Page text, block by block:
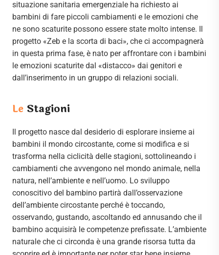
situazione sanitaria emergenziale ha richiesto ai
bambini di fare piccoli cambiamenti e le emozioni che
ne sono scaturite possono essere state molto intense. Il
progetto «Zeb e la scorta di baci», che ci accompagnerà
in questa prima fase, è nato per affrontare con i bambini
le emozioni scaturite dal «distacco» dai genitori e
dall’inserimento in un gruppo di relazioni sociali.
Le Stagioni
Il progetto nasce dal desiderio di esplorare insieme ai
bambini il mondo circostante, come si modifica e si
trasforma nella ciclicità delle stagioni, sottolineando i
cambiamenti che avvengono nel mondo animale, nella
natura, nell’ambiente e nell’uomo. Lo sviluppo
conoscitivo del bambino partirà dall’osservazione
dell’ambiente circostante perché è toccando,
osservando, gustando, ascoltando ed annusando che il
bambino acquisirà le competenze prefissate. L’ambiente
naturale che ci circonda è una grande risorsa tutta da